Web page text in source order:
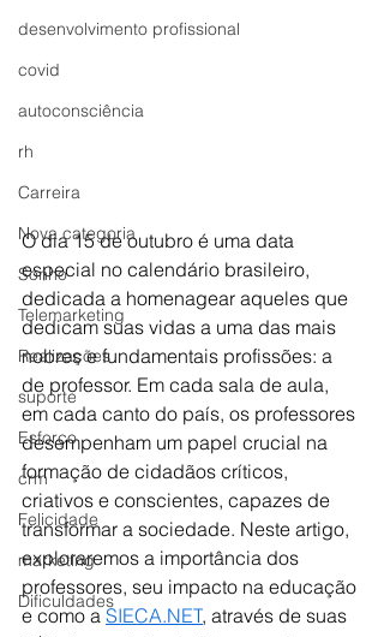
desenvolvimento profissional
covid
autoconsciência
rh
Carreira
Nova categoria
Sonho
Telemarketing
Realizações
suporte
Esforço
crm
Felicidade
marketing
Dificuldades
O dia 15 de outubro é uma data
especial no calendário brasileiro,
dedicada a homenagear aqueles que
dedicam suas vidas a uma das mais
nobres e fundamentais profissões: a
de professor. Em cada sala de aula,
em cada canto do país, os professores
desempenham um papel crucial na
formação de cidadãos críticos,
criativos e conscientes, capazes de
transformar a sociedade. Neste artigo,
exploraremos a importância dos
professores, seu impacto na educação
e como a SIECA.NET, através de suas